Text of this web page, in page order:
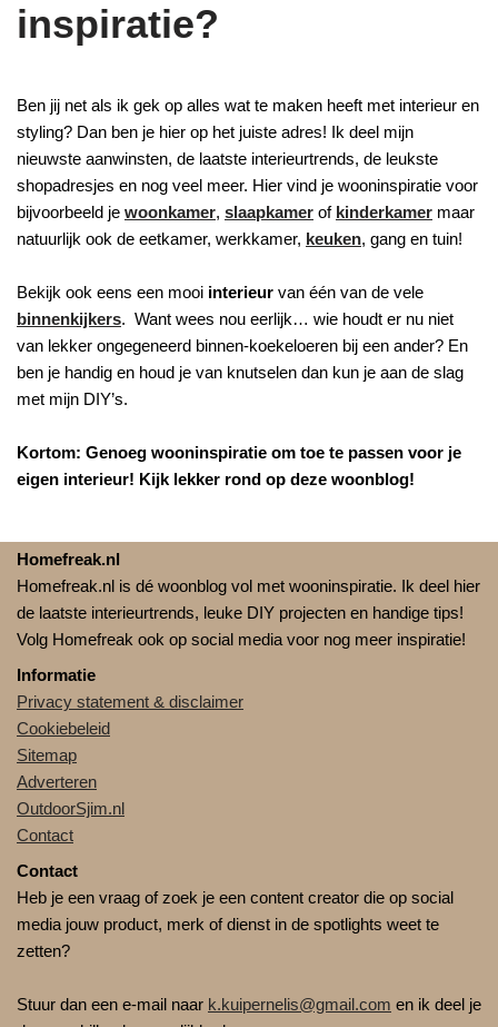
inspiratie?
Ben jij net als ik gek op alles wat te maken heeft met interieur en
styling? Dan ben je hier op het juiste adres! Ik deel mijn
nieuwste aanwinsten, de laatste interieurtrends, de leukste
shopadresjes en nog veel meer. Hier vind je wooninspiratie voor
bijvoorbeeld je woonkamer, slaapkamer of kinderkamer maar
natuurlijk ook de eetkamer, werkkamer, keuken, gang en tuin!
Bekijk ook eens een mooi interieur van één van de vele
binnenkijkers. Want wees nou eerlijk… wie houdt er nu niet
van lekker ongegeneerd binnen-koekeloeren bij een ander? En
ben je handig en houd je van knutselen dan kun je aan de slag
met mijn DIY’s.
Kortom: Genoeg wooninspiratie om toe te passen voor je
eigen interieur! Kijk lekker rond op deze woonblog!
Homefreak.nl
Homefreak.nl is dé woonblog vol met wooninspiratie. Ik deel hier
de laatste interieurtrends, leuke DIY projecten en handige tips!
Volg Homefreak ook op social media voor nog meer inspiratie!
Informatie
Privacy statement & disclaimer
Cookiebeleid
Sitemap
Adverteren
OutdoorSjim.nl
Contact
Contact
Heb je een vraag of zoek je een content creator die op social
media jouw product, merk of dienst in de spotlights weet te
zetten?
Stuur dan een e-mail naar k.kuipernelis@gmail.com en ik deel je